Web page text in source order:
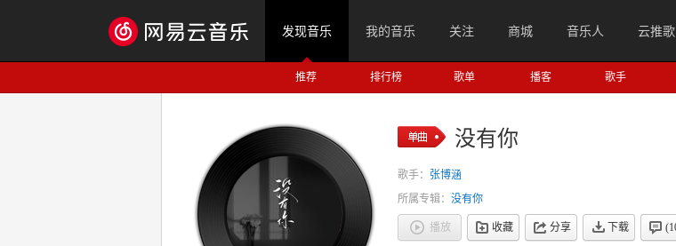
发现音乐 我的音乐 关注 商城 音乐人 云推歌
推荐 排行榜 歌单 播客 歌手